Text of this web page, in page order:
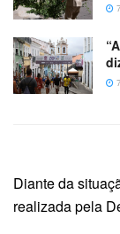
Diante da
realizada pela